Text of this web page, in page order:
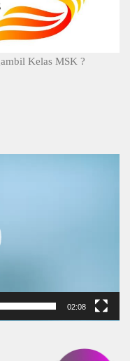
Kelas MSK ?
02:08